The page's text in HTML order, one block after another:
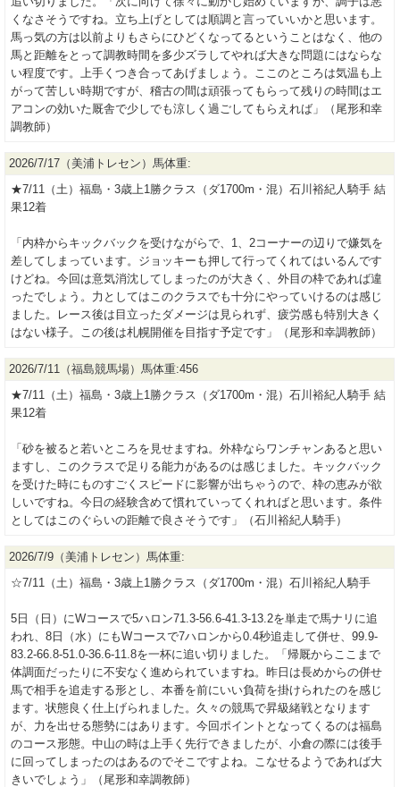
くなさそうですね。立ち上げとしては順調と言っていいかと思います。
馬っ気の方は以前よりもさらにひどくなってるということはなく、他の
馬と距離をとって調教時間を多少ズラしてやれば大きな問題にはならな
い程度です。上手くつき合ってあげましょう。ここのところは気温も上
がって苦しい時期ですが、稽古の間は頑張ってもらって残りの時間はエ
アコンの効いた厩舎で少しでも涼しく過ごしてもらえれば」（尾形和幸
調教師）
2026/7/17（美浦トレセン）馬体重:
★7/11（土）福島・3歳上1勝クラス（ダ1700m・混）石川裕紀人騎手 結
果12着
「内枠からキックバックを受けながらで、1、2コーナーの辺りで嫌気を
差してしまっています。ジョッキーも押して行ってくれてはいるんです
けどね。今回は意気消沈してしまったのが大きく、外目の枠であれば違
ったでしょう。力としてはこのクラスでも十分にやっていけるのは感じ
ました。レース後は目立ったダメージは見られず、疲労感も特別大きく
はない様子。この後は札幌開催を目指す予定です」（尾形和幸調教師）
2026/7/11（福島競馬場）馬体重:456
★7/11（土）福島・3歳上1勝クラス（ダ1700m・混）石川裕紀人騎手 結
果12着
「砂を被ると若いところを見せますね。外枠ならワンチャンあると思い
ますし、このクラスで足りる能力があるのは感じました。キックバック
を受けた時にものすごくスピードに影響が出ちゃうので、枠の恵みが欲
しいですね。今日の経験含めて慣れていってくれればと思います。条件
としてはこのぐらいの距離で良さそうです」（石川裕紀人騎手）
2026/7/9（美浦トレセン）馬体重:
☆7/11（土）福島・3歳上1勝クラス（ダ1700m・混）石川裕紀人騎手
5日（日）にWコースで5ハロン71.3-56.6-41.3-13.2を単走で馬ナリに追
われ、8日（水）にもWコースで7ハロンから0.4秒追走して併せ、99.9-
83.2-66.8-51.0-36.6-11.8を一杯に追い切りました。「帰厩からここまで
体調面だったりに不安なく進められていますね。昨日は長めからの併せ
馬で相手を追走する形とし、本番を前にいい負荷を掛けられたのを感じ
ます。状態良く仕上げられました。久々の競馬で昇級緒戦となります
が、力を出せる態勢にはあります。今回ポイントとなってくるのは福島
のコース形態。中山の時は上手く先行できましたが、小倉の際には後手
に回ってしまったのはあるのでそこですよね。こなせるようであれば大
きいでしょう」（尾形和幸調教師）